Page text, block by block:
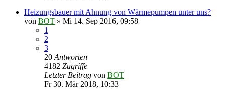
Heizungsbauer mit Ahnung von Wärmepumpen unter uns?
von BOT » Mi 14. Sep 2016, 09:58
1
2
3
20 Antworten
4182 Zugriffe
Letzter Beitrag von BOT
Fr 30. Mär 2018, 10:33